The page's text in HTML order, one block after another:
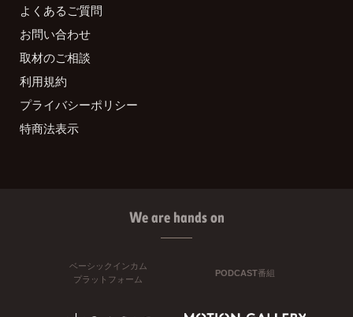
よくあるご質問
お問い合わせ
取材のご相談
利用規約
プライバシーポリシー
特商法表示
We are hands on
ベーシックインカム
プラットフォーム
PODCAST番組